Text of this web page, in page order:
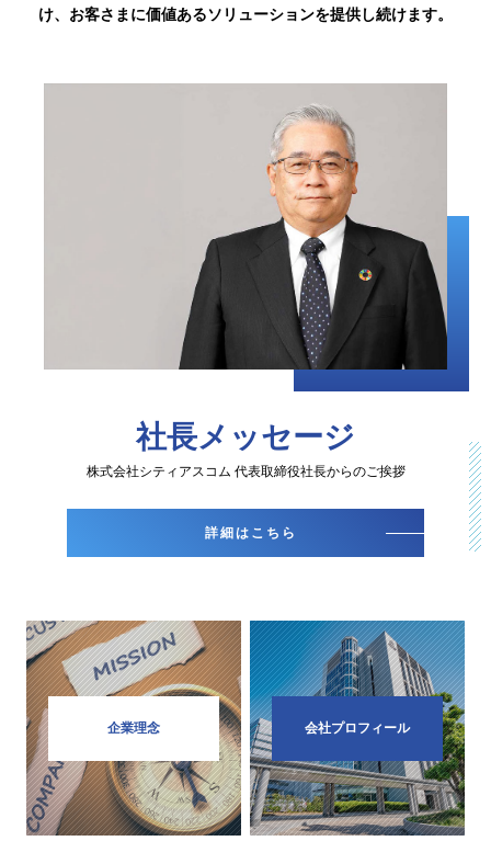
け、お客さまに価値あるソリューションを提供し続けます。
社長メッセージ
株式会社シティアスコム 代表取締役社長からのご挨拶
詳細はこちら
企業理念 会社プロフィール